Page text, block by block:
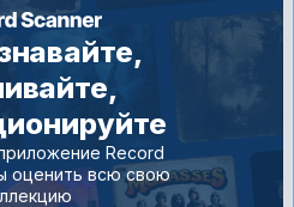
Record
оценить всю свою